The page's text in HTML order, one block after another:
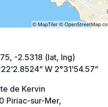
-2.5318 (lat, lng)
W 2°31’54.57”
de Kervin
Piriac-sur-Mer,